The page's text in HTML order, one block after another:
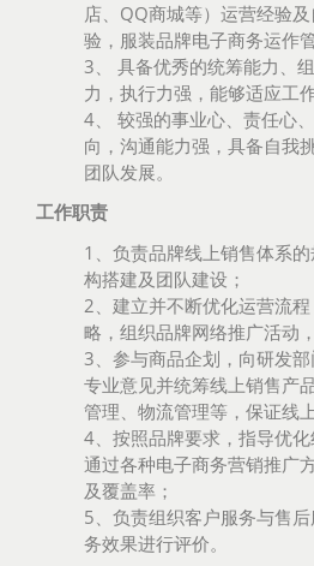
店、QQ商城等）运营经验
验，服装品牌电子商务运作
3、 具备优秀的统筹能力、
力，执行力强，能够适应工
4、 较强的事业心、责任心
向，沟通能力强，具备自我
团队发展。
工作职责
1、负责品牌线上销售体系
构搭建及团队建设；
2、建立并不断优化运营流
略，组织品牌网络推广活动
3、参与商品企划，向研发
专业意见并统筹线上销售产
管理、物流管理等，保证线
4、按照品牌要求，指导优
通过各种电子商务营销推广
及覆盖率；
5、负责组织客户服务与售
务效果进行评价。